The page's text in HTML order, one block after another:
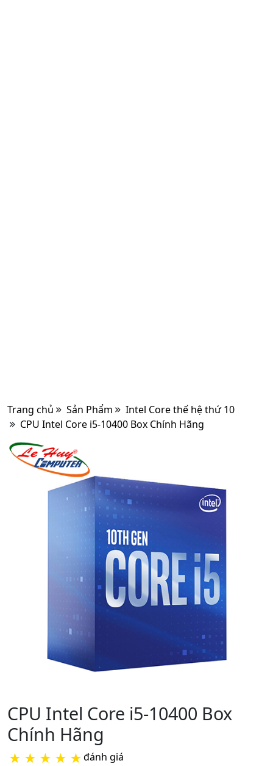
Trang chủ Sản Phẩm
Intel Core thế hệ thứ 10
CPU Intel Core i5-10400 Box Chính Hãng
CPU Intel Core i5-10400 Box
Chính Hãng
★ ★ ★ ★ ★đánh giá